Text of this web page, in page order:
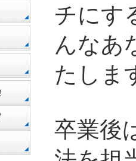
チにす
んなあ
たしま
卒業後